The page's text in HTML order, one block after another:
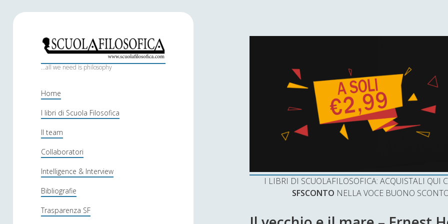
S
c
o
l
a
f
i
l
o
...all we need is philosophy
Home
I libri di Scuola Filosofica
Il team
Collaboratori
Intelligence & Interview
Bibliografie
Trasparenza SF
I LIBRI DI SCUOLAFILOSOFICA: ACQUISTALI
SFSCONTO NELLA VOCE BUONO